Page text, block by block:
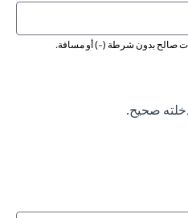
صالح بدون شرطة (-) أو مسافة.
صحيح.